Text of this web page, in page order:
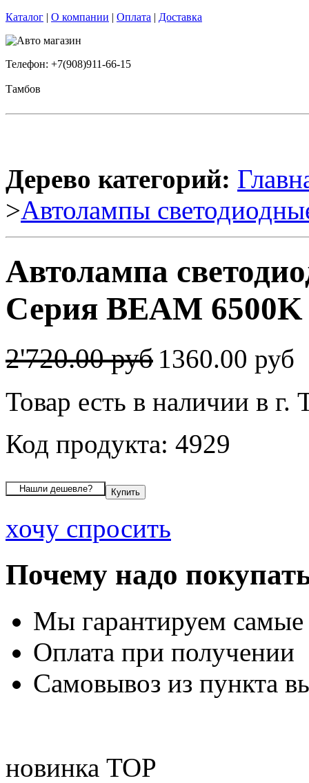
Каталог | О компании | Оплата | Доставка
Телефон: +7(908)911-66-15
Тамбов
Дерево категорий:
>Автолампы
Автолампа
Серия BEAM
2'720.00 руб 1360.00 руб
Товар есть в наличии в г.
Код продукта: 4929
хочу спросить
Почему надо
Мы гарантируем
Оплата при получении
Самовывоз из пункта
новинка TOP